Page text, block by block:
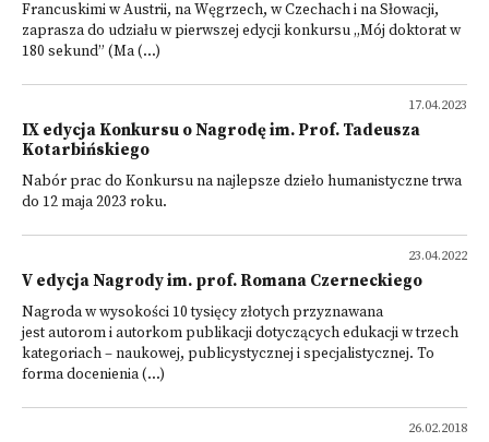
Francuskimi w Austrii, na Węgrzech, w Czechach i na Słowacji,
zaprasza do udziału w pierwszej edycji konkursu „Mój doktorat w
180 sekund” (Ma (...)
17.04.2023
IX edycja Konkursu o Nagrodę im. Prof. Tadeusza
Kotarbińskiego
Nabór prac do Konkursu na najlepsze dzieło humanistyczne trwa
do 12 maja 2023 roku.
23.04.2022
V edycja Nagrody im. prof. Romana Czerneckiego
Nagroda w wysokości 10 tysięcy złotych przyznawana
jest autorom i autorkom publikacji dotyczących edukacji w trzech
kategoriach – naukowej, publicystycznej i specjalistycznej. To
forma docenienia (...)
26.02.2018